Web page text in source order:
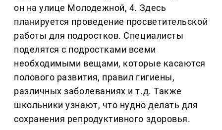
он на улице Молодежной, 4. Здесь
планируется проведение просветительской
работы для подростков. Специалисты
поделятся с подростками всеми
необходимыми вещами, которые касаются
полового развития, правил гигиены,
различных заболеваниях и т.д. Также
школьники узнают, что нудно делать для
сохранения репродуктивного здоровья.